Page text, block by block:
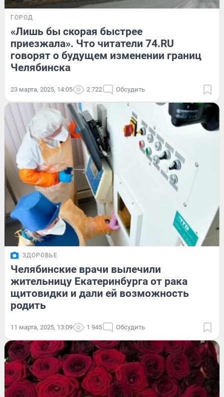
ГОРОД
«Лишь бы скорая быстрее
приезжала». Что читатели 74.RU
говорят о будущем изменении границ
Челябинска
23 марта, 2025, 14:05 2 722 Обсудить
ЗДОРОВЬЕ
Челябинские врачи вылечили
жительницу Екатеринбурга от рака
щитовидки и дали ей возможность
родить
11 марта, 2025, 13:09 1 945 Обсудить